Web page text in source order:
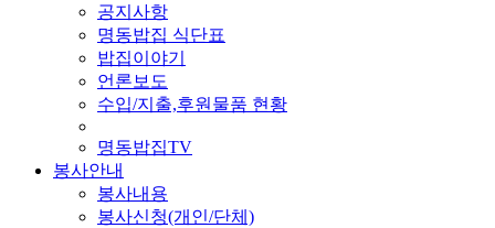
공지사항
명동밥집 식단표
밥집이야기
언론보도
수입/지출,후원물품 현황
명동밥집TV
봉사안내
봉사내용
봉사신청(개인/단체)